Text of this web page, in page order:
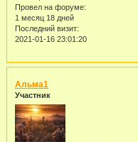
Провел на форуме:
1 месяц 18 дней
Последний визит:
2021-01-16 23:01:20
Альма1
Участник